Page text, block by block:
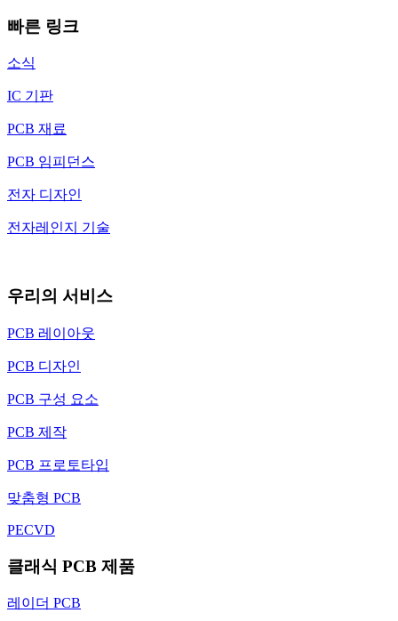
빠른 링크
소식
IC 기판
PCB 재료
PCB 임피던스
전자 디자인
전자레인지 기술
우리의 서비스
PCB 레이아웃
PCB 디자인
PCB 구성 요소
PCB 제작
PCB 프로토타입
맞춤형 PCB
PECVD
클래식 PCB 제품
레이더 PCB